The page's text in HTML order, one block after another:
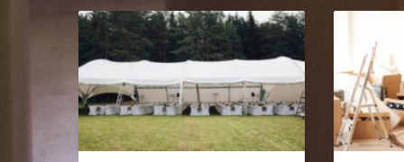
l’article